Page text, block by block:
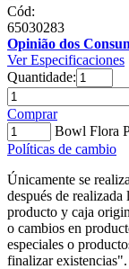
Cód:
65030283
Opinião dos
Ver Especificaciones
Quantidade:
Comprar
Bowl Flora
Políticas de cambio
Únicamente se
después de
producto y caja
o cambios en
especiales o
finalizar existencias".